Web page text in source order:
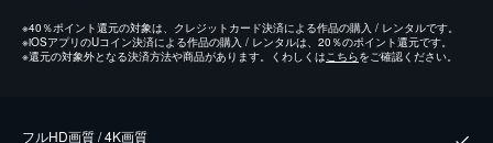
※40％ポイント還元の対象は、クレジットカード決済による作品の購入 / レンタルです。
※iOSアプリのUコイン決済による作品の購入 / レンタルは、20％のポイント還元です。
※還元の対象外となる決済方法や商品があります。くわしくは こちらをご確認ください。
フルHD画質 / 4K画質